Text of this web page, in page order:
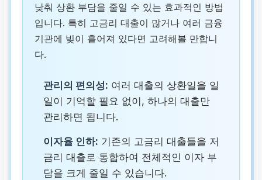
낮춰 상환 부담을 줄일 수 있는 효과적인 방법
입니다. 특히 고금리 대출이 많거나 여러 금융
기관에 빚이 흩어져 있다면 고려해볼 만합니
다.
관리의 편의성: 여러 대출의 상환일을 일
일이 기억할 필요 없이, 하나의 대출만
관리하면 됩니다.
이자율 인하: 기존의 고금리 대출들을 저
금리 대출로 통합하여 전체적인 이자 부
담을 크게 줄일 수 있습니다.